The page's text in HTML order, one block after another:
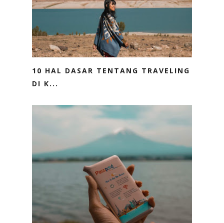
10 HAL DASAR TENTANG TRAVELING
DI K...